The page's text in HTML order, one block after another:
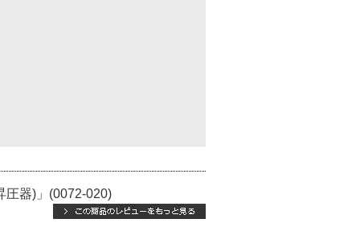
圧器)」(0072-020)